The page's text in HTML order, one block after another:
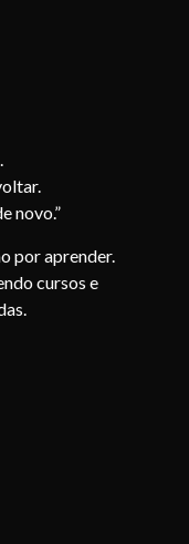
novo.”
por aprender.
cursos e